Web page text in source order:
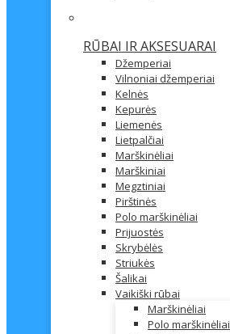
RŪBAI IR AKSESUARAI
Džemperiai
Vilnoniai džemperiai
Kelnės
Kepurės
Liemenės
Lietpalčiai
Marškinėliai
Marškiniai
Megztiniai
Pirštinės
Polo marškinėliai
Prijuostės
Skrybėlės
Striukės
Šalikai
Vaikiški rūbai
Marškinėliai
Polo marškinėliai